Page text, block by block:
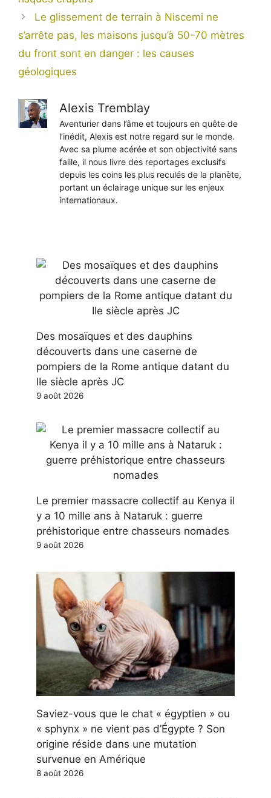
Le glissement de terrain à Niscemi ne
s’arrête pas, les maisons jusqu’à 50-70 mètres
du front sont en danger : les causes
géologiques
Alexis Tremblay
Aventurier dans l’âme et toujours en quête de
l’inédit, Alexis est notre regard sur le monde.
Avec sa plume acérée et son objectivité sans
faille, il nous livre des reportages exclusifs
depuis les coins les plus reculés de la planète,
portant un éclairage unique sur les enjeux
internationaux.
Des mosaïques et des dauphins
découverts dans une caserne de
pompiers de la Rome antique datant du
IIe siècle après JC
9 août 2026
Le premier massacre collectif au Kenya il
y a 10 mille ans à Nataruk : guerre
préhistorique entre chasseurs nomades
9 août 2026
Saviez-vous que le chat « égyptien » ou
« sphynx » ne vient pas d’Égypte ? Son
origine réside dans une mutation
survenue en Amérique
8 août 2026